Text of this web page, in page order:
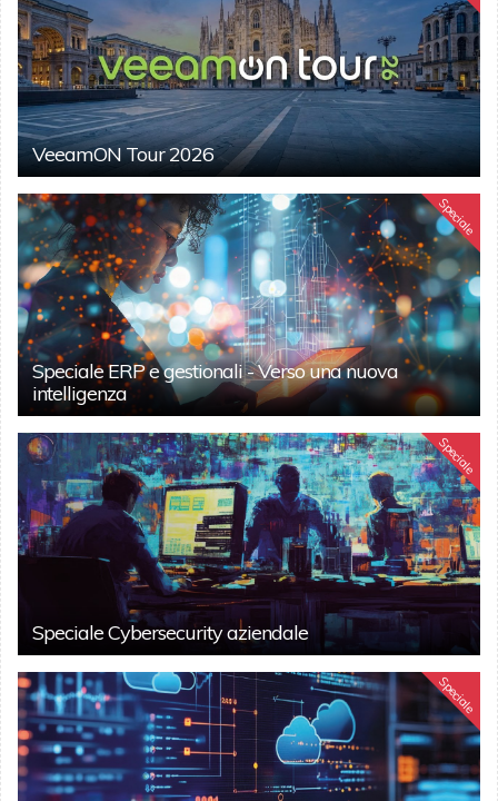
VeeamON Tour 2026
Speciale
Speciale ERP e gestionali - Verso una nuova
intelligenza
Speciale
Speciale Cybersecurity aziendale
Speciale